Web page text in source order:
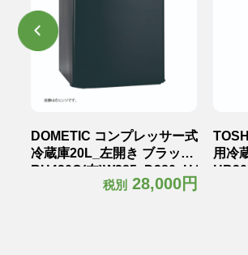
DOMETIC コンプレッサー式
冷蔵庫20L_左開き ブラック
RH420C(左)W385×D380×H465mm
税別 28,000円
用冷